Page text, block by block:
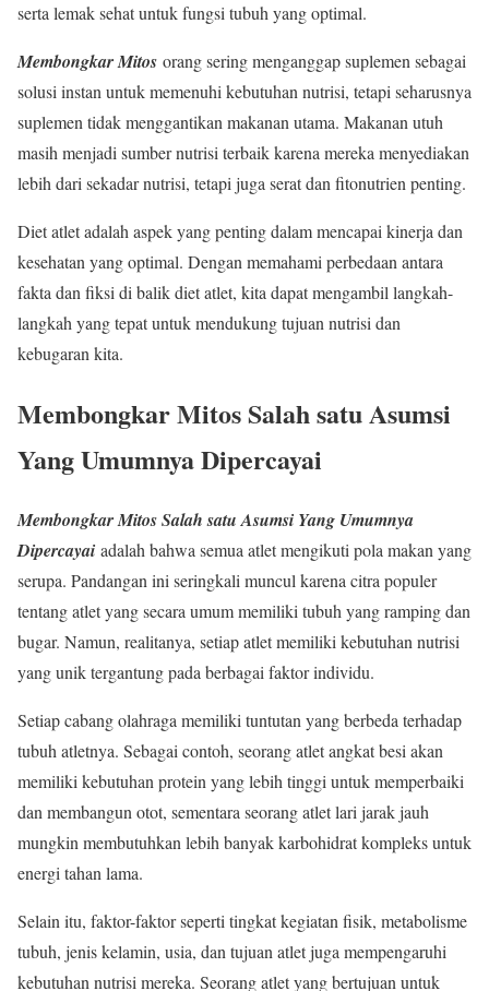
serta lemak sehat untuk fungsi tubuh yang optimal.
Membongkar Mitos orang sering menganggap suplemen sebagai
solusi instan untuk memenuhi kebutuhan nutrisi, tetapi seharusnya
suplemen tidak menggantikan makanan utama. Makanan utuh
masih menjadi sumber nutrisi terbaik karena mereka menyediakan
lebih dari sekadar nutrisi, tetapi juga serat dan fitonutrien penting.
Diet atlet adalah aspek yang penting dalam mencapai kinerja dan
kesehatan yang optimal. Dengan memahami perbedaan antara
fakta dan fiksi di balik diet atlet, kita dapat mengambil langkah-
langkah yang tepat untuk mendukung tujuan nutrisi dan
kebugaran kita.
Membongkar Mitos Salah satu Asumsi
Yang Umumnya Dipercayai
Membongkar Mitos Salah satu Asumsi Yang Umumnya
Dipercayai adalah bahwa semua atlet mengikuti pola makan yang
serupa. Pandangan ini seringkali muncul karena citra populer
tentang atlet yang secara umum memiliki tubuh yang ramping dan
bugar. Namun, realitanya, setiap atlet memiliki kebutuhan nutrisi
yang unik tergantung pada berbagai faktor individu.
Setiap cabang olahraga memiliki tuntutan yang berbeda terhadap
tubuh atletnya. Sebagai contoh, seorang atlet angkat besi akan
memiliki kebutuhan protein yang lebih tinggi untuk memperbaiki
dan membangun otot, sementara seorang atlet lari jarak jauh
mungkin membutuhkan lebih banyak karbohidrat kompleks untuk
energi tahan lama.
Selain itu, faktor-faktor seperti tingkat kegiatan fisik, metabolisme
tubuh, jenis kelamin, usia, dan tujuan atlet juga mempengaruhi
kebutuhan nutrisi mereka. Seorang atlet yang bertujuan untuk